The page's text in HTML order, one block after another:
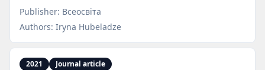
Publisher: Всеосвіта
Authors: Iryna Hubeladze
2021 Journal article